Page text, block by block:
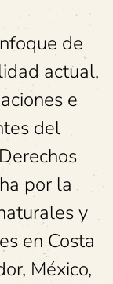
de
actual,
e
del
por la
y
en Costa
México,